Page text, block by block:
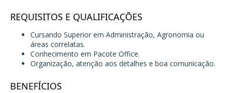
REQUISITOS E QUALIFICAÇÕES
Cursando Superior em Administração, Agronomia ou
áreas correlatas.
Conhecimento em Pacote Office.
Organização, atenção aos detalhes e boa comunicação.
BENEFÍCIOS